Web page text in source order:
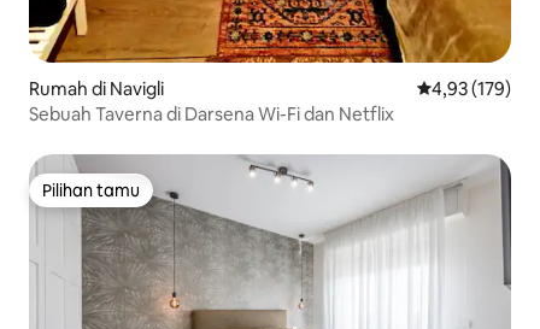
Rumah di Navigli Nilai rata-rata
4,93 (179)
Sebuah Taverna di Darsena Wi-Fi dan Netflix
Pilihan tamu
Pilihan tamu